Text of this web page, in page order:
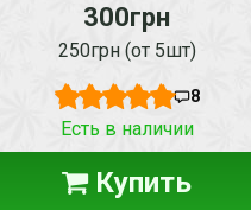
300грн
250грн (от 5шт)
8
Есть в наличии
Купить